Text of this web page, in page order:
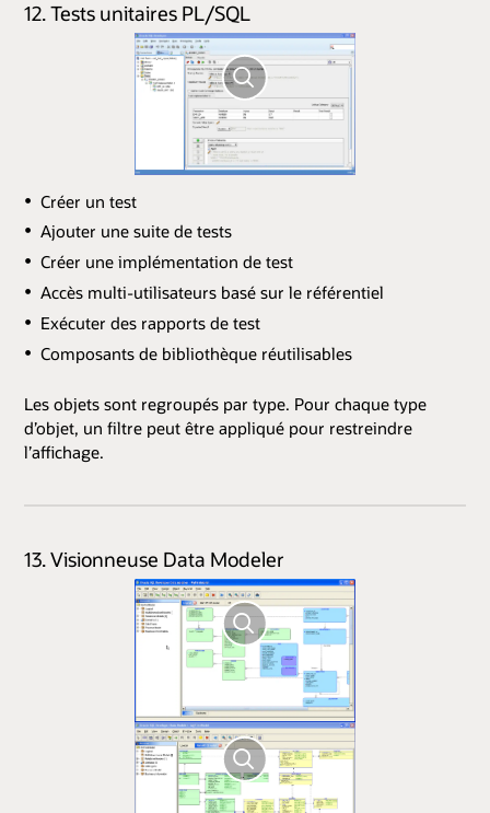
12. Tests unitaires PL/SQL
Créer un test
Ajouter une suite de tests
Créer une implémentation de test
Accès multi-utilisateurs basé sur le référentiel
Exécuter des rapports de test
Composants de bibliothèque réutilisables
Les objets sont regroupés par type. Pour chaque type
d’objet, un filtre peut être appliqué pour restreindre
l’affichage.
13. Visionneuse Data Modeler